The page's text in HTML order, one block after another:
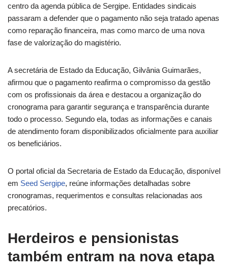
centro da agenda pública de Sergipe. Entidades sindicais
passaram a defender que o pagamento não seja tratado apenas
como reparação financeira, mas como marco de uma nova
fase de valorização do magistério.
A secretária de Estado da Educação, Gilvânia Guimarães,
afirmou que o pagamento reafirma o compromisso da gestão
com os profissionais da área e destacou a organização do
cronograma para garantir segurança e transparência durante
todo o processo. Segundo ela, todas as informações e canais
de atendimento foram disponibilizados oficialmente para auxiliar
os beneficiários.
O portal oficial da Secretaria de Estado da Educação, disponível
em Seed Sergipe, reúne informações detalhadas sobre
cronogramas, requerimentos e consultas relacionadas aos
precatórios.
Herdeiros e pensionistas
também entram na nova etapa